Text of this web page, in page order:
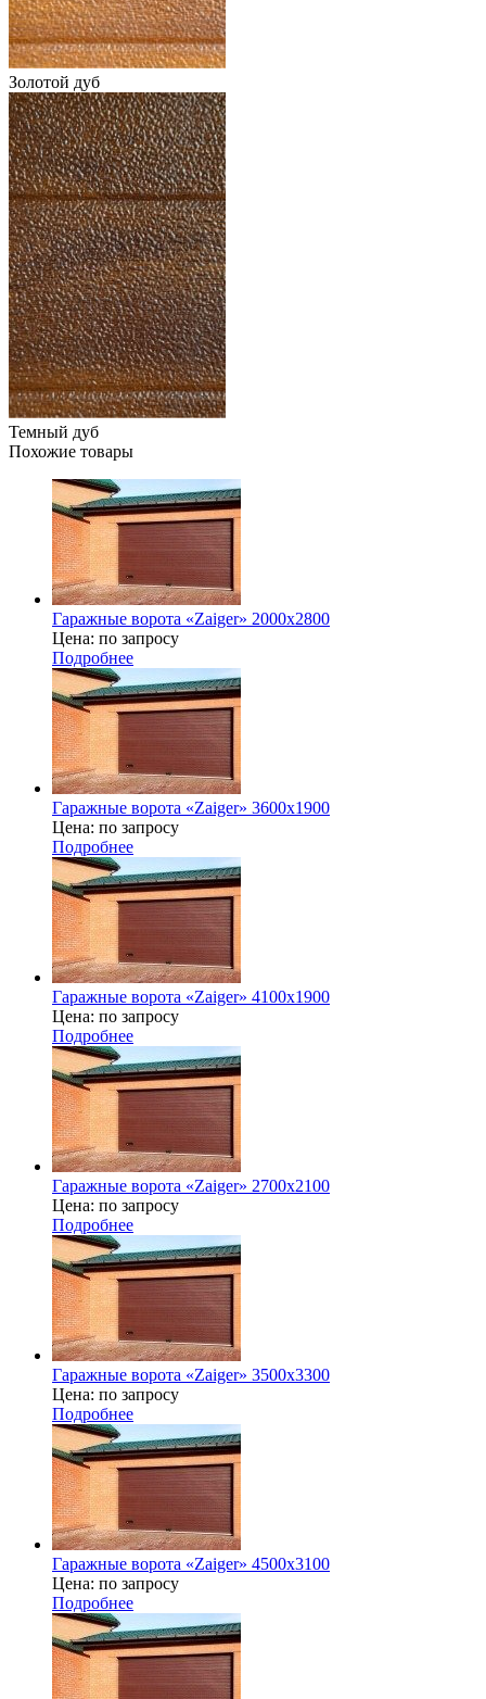
Золотой дуб
Темный дуб
Похожие товары
Гаражные ворота «Zaiger» 2000x2800
Цена: по запросу
Подробнее
Гаражные ворота «Zaiger» 3600х1900
Цена: по запросу
Подробнее
Гаражные ворота «Zaiger» 4100х1900
Цена: по запросу
Подробнее
Гаражные ворота «Zaiger» 2700х2100
Цена: по запросу
Подробнее
Гаражные ворота «Zaiger» 3500x3300
Цена: по запросу
Подробнее
Гаражные ворота «Zaiger» 4500x3100
Цена: по запросу
Подробнее